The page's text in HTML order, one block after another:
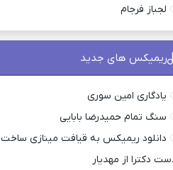
لجباز فرجام
ریمیکس های جدید
یادگاری امین سوری
سنگ تمام حمیدرضا بابایی
دانلود ریمیکس به قیافت مینازی ساخت
دکترا از مهدیار